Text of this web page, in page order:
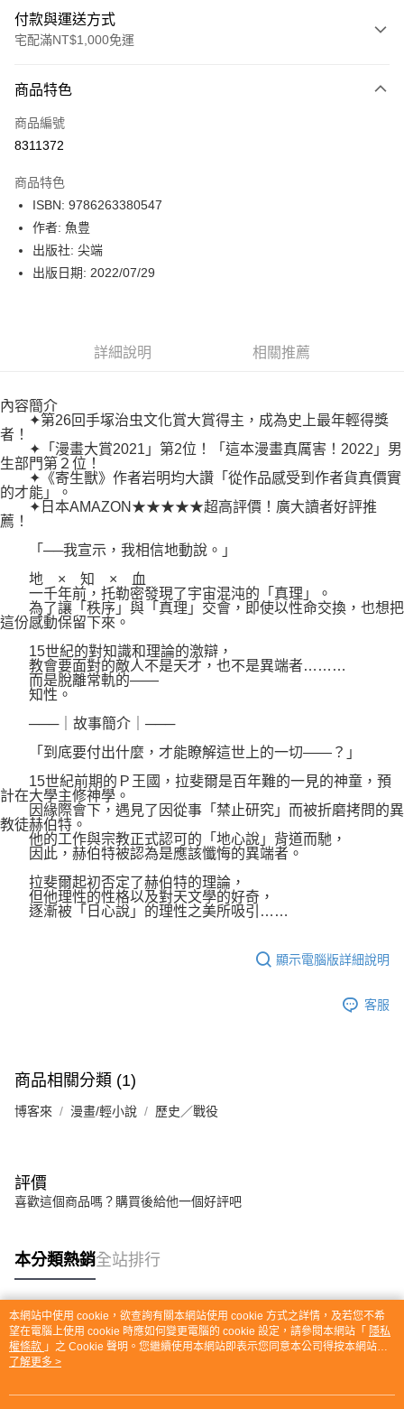
付款與運送方式
宅配滿NT$1,000免運
icash Pay
信用卡一次付款
LINE Pay
Apple Pay
街口支付
博客來商品配送方式
每筆NT$80，滿NT$1,000(含以上)免運費
商品特色
商品編號
8311372
商品特色
ISBN: 9786263380547
作者: 魚豊
出版社: 尖端
出版日期: 2022/07/29
詳細說明 相關推薦
內容簡介
✦第26回手塚治虫文化賞大賞得主，成為史上最年輕得獎
者！
✦「漫畫大賞2021」第2位！「這本漫畫真厲害！2022」男
生部門第２位！
✦《寄生獸》作者岩明均大讚「從作品感受到作者貨真價實
的才能」。
✦日本AMAZON★★★★★超高評價！廣大讀者好評推
薦！
「──我宣示，我相信地動說。」
地 × 知 × 血
一千年前，托勒密發現了宇宙混沌的「真理」。
為了讓「秩序」與「真理」交會，即使以性命交換，也想把
這份感動保留下來。
15世紀的對知識和理論的激辯，
教會要面對的敵人不是天才，也不是異端者………
而是脫離常軌的——
知性。
───｜故事簡介｜───
「到底要付出什麼，才能瞭解這世上的一切——？」
15世紀前期的Ｐ王國，拉斐爾是百年難的一見的神童，預
計在大學主修神學。
因緣際會下，遇見了因從事「禁止研究」而被折磨拷問的異
教徒赫伯特。
他的工作與宗教正式認可的「地心說」背道而馳，
因此，赫伯特被認為是應該懺悔的異端者。
拉斐爾起初否定了赫伯特的理論，
但他理性的性格以及對天文學的好奇，
逐漸被「日心說」的理性之美所吸引……
顯示電腦版詳細說明
客服
商品相關分類 (1)
博客來 漫畫/輕小說 歷史／戰役
評價
喜歡這個商品嗎？購買後給他一個好評吧
本分類熱銷全站排行
熱門標籤
本網站中使用 cookie，欲查詢有關本網站使用 cookie 方式之詳情，及若您不希
望在電腦上使用 cookie 時應如何變更電腦的 cookie 設定，請參閱本網站「 隱私
權條款 」之 Cookie 聲明。您繼續使用本網站即表示您同意本公司得按本網站使
用條款之 Cookie 聲明使用 cookie。
了解更多 >